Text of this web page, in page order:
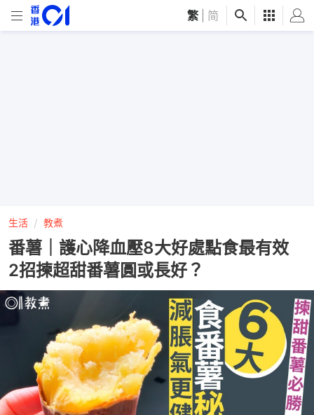
繁 简
生活 教煮
番薯｜護心降血壓8大好處點食最有效
2招揀超甜番薯圓或長好？